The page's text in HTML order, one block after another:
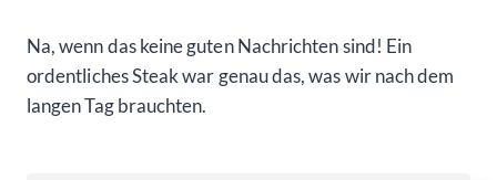
Na, wenn das keine guten Nachrichten sind! Ein
ordentliches Steak war genau das, was wir nach dem
langen Tag brauchten.